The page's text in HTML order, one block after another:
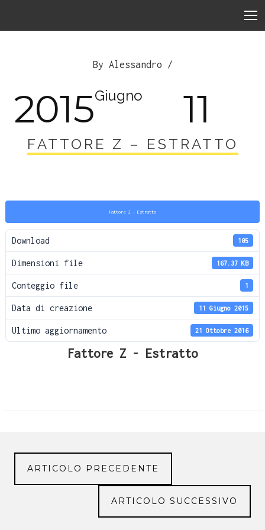
By Alessandro /
2015Giugno 11
FATTORE Z – ESTRATTO
Fattore Z - Estratto
Download 105
Dimensioni file 167.37 KB
Conteggio file 1
Data di creazione 11 Giugno 2015
Ultimo aggiornamento 21 Ottobre 2016
Fattore Z - Estratto
ARTICOLO PRECEDENTE
ARTICOLO SUCCESSIVO